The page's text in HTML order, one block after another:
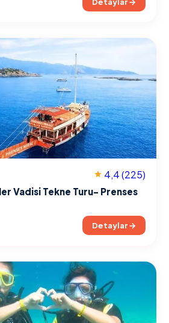
4,4(225)
Vadisi Tekne Turu- Prenses
Detaylar →